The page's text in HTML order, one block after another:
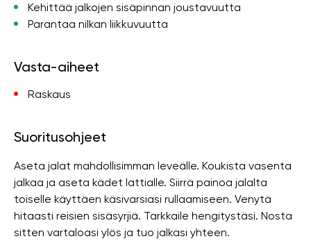
Kehittää jalkojen sisäpinnan joustavuutta
Parantaa nilkan liikkuvuutta
Vasta-aiheet
Raskaus
Suoritusohjeet
Aseta jalat mahdollisimman leveälle. Koukista vasenta
jalkaa ja aseta kädet lattialle. Siirrä painoa jalalta
toiselle käyttäen käsivarsiasi rullaamiseen. Venytä
hitaasti reisien sisäsyrjiä. Tarkkaile hengitystäsi. Nosta
sitten vartaloasi ylös ja tuo jalkasi yhteen.